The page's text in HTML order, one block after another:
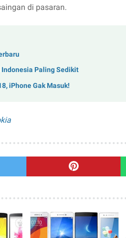
di pasaran.
Indonesia Paling Sedikit
iPhone Gak Masuk!